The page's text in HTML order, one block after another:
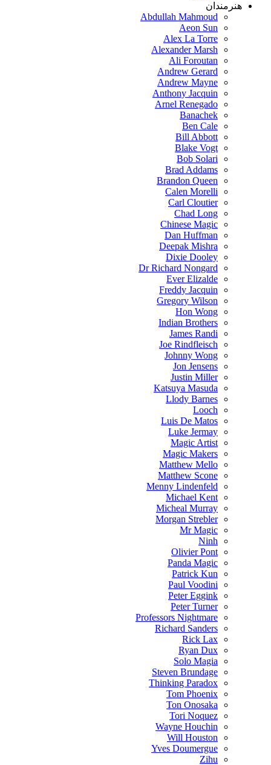
هنرمندان
Abdullah Mahmoud
Aeon Sun
Alex La Torre
Alexander Marsh
Ali Foroutan
Andrew Gerard
Andrew Mayne
Anthony Jacquin
Arnel Renegado
Banachek
Ben Cale
Bill Abbott
Blake Vogt
Bob Solari
Brad Addams
Brandon Queen
Calen Morelli
Carl Cloutier
Chad Long
Chinese Magic
Dan Huffman
Deepak Mishra
Dixie Dooley
Dr Richard Nongard
Ever Elizalde
Freddy Jacquin
Gregory Wilson
Hon Wong
Indian Brothers
James Randi
Joe Rindfleisch
Johnny Wong
Jon Jensens
Justin Miller
Katsuya Masuda
Llody Barnes
Looch
Luis De Matos
Luke Jermay
Magic Artist
Magic Makers
Matthew Mello
Matthew Scone
Menny Lindenfeld
Michael Kent
Micheal Murray
Morgan Strebler
Mr Magic
Ninh
Olivier Pont
Panda Magic
Patrick Kun
Paul Voodini
Peter Eggink
Peter Turner
Professors Nightmare
Richard Sanders
Rick Lax
Ryan Dux
Solo Magia
Steven Brundage
Thinking Paradox
Tom Phoenix
Ton Onosaka
Tori Noquez
Wayne Houchin
Will Houston
Yves Doumergue
Zihu